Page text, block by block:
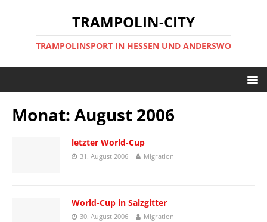
TRAMPOLIN-CITY
TRAMPOLINSPORT IN HESSEN UND ANDERSWO
Monat: August 2006
letzter World-Cup
31. August 2006 Migration
World-Cup in Salzgitter
30. August 2006 Migration